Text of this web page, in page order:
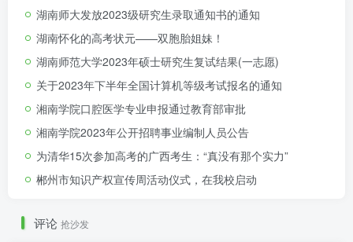
湖南师大发放2023级研究生录取通知书的通知
湖南怀化的高考状元——双胞胎姐妹！
湖南师范大学2023年硕士研究生复试结果(一志愿)
关于2023年下半年全国计算机等级考试报名的通知
湘南学院口腔医学专业申报通过教育部审批
湘南学院2023年公开招聘事业编制人员公告
为清华15次参加高考的广西考生：“真没有那个实力”
郴州市知识产权宣传周活动仪式，在我校启动
评论 抢沙发